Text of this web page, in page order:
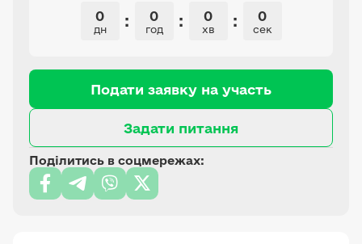
0
дн : 0
год : 0
хв : 0
сек
Подати заявку на участь
Задати питання
Поділитись в соцмережах: